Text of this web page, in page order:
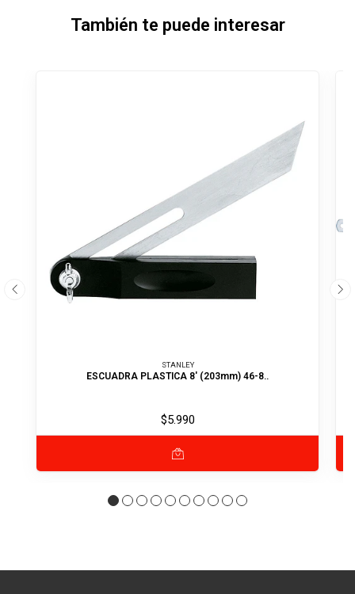
También te puede interesar
STANLEY
ESCUADRA PLASTICA 8' (203mm) 46-8..
$5.990